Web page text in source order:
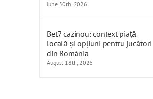
June 30th, 2026
Bet7 cazinou: context piață
locală și opțiuni pentru jucători
din România
August 18th, 2025